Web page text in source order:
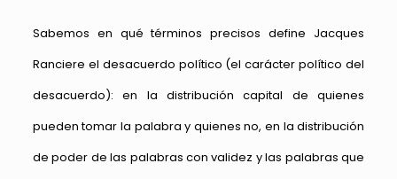
Sabemos en qué términos precisos define Jacques
Ranciere el desacuerdo político (el carácter político del
desacuerdo): en la distribución capital de quienes
pueden tomar la palabra y quienes no, en la distribución
de poder de las palabras con validez y las palabras que